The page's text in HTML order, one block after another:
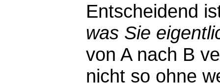
Entscheidend
was Sie
von A nach B
nicht so ohne